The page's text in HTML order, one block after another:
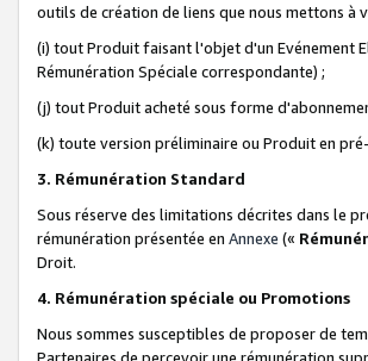
outils de création de liens que nous mettons à
(i) tout Produit faisant l'objet d'un Evénement
Rémunération Spéciale correspondante) ;
(j) tout Produit acheté sous forme
(k) toute version préliminaire ou Produit en
3. Rémunération Standard
Sous réserve des limitations décrites dans le
rémunération présentée en Annexe («
Droit.
4. Rémunération spéciale ou Promotions
Nous sommes susceptibles de proposer de
Partenaires de percevoir une rémunération